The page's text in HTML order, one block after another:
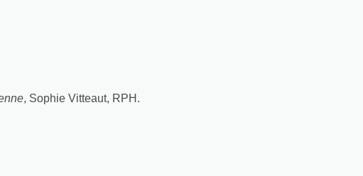
, Sophie Vitteaut, RPH.